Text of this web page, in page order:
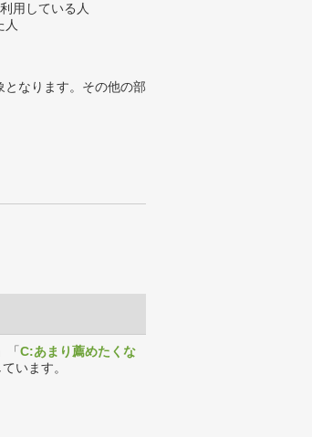
用している人
人
なります。その他の部
」「C:あまり薦めたくな
います。